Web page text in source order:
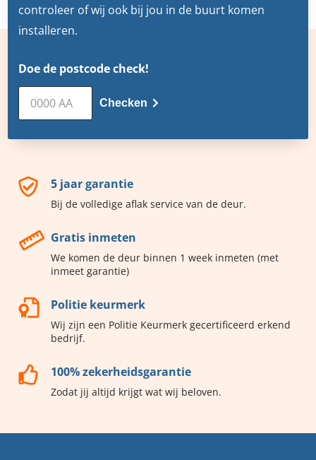
controleer of wij ook bij jou in de buurt komen
installeren.
Doe de postcode check!
Checken
5 jaar garantie
Bij de volledige aflak service van de deur.
Gratis inmeten
We komen de deur binnen 1 week inmeten (met
inmeet garantie)
Politie keurmerk
Wij zijn een Politie Keurmerk gecertificeerd erkend
bedrijf.
100% zekerheidsgarantie
Zodat jij altijd krijgt wat wij beloven.